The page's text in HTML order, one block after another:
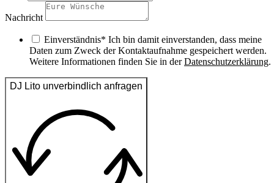
Nachricht
Einverständnis* Ich bin damit einverstanden, dass meine
Daten zum Zweck der Kontaktaufnahme gespeichert werden.
Weitere Informationen finden Sie in derDatenschutzerklärung.
DJ Lito unverbindlich anfragen